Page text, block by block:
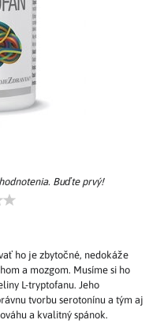
Buďte prvý!
ho je zbytočné, nedokáže
a mozgom. Musíme si ho
L-tryptofanu. Jeho
tvorbu serotonínu a tým aj
a kvalitný spánok.